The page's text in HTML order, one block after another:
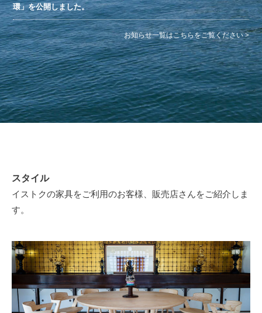
環」を公開しました。
お知らせ一覧はこちらをご覧ください >
スタイル
イストクの家具をご利用のお客様、販売店さんをご紹介しま
す。